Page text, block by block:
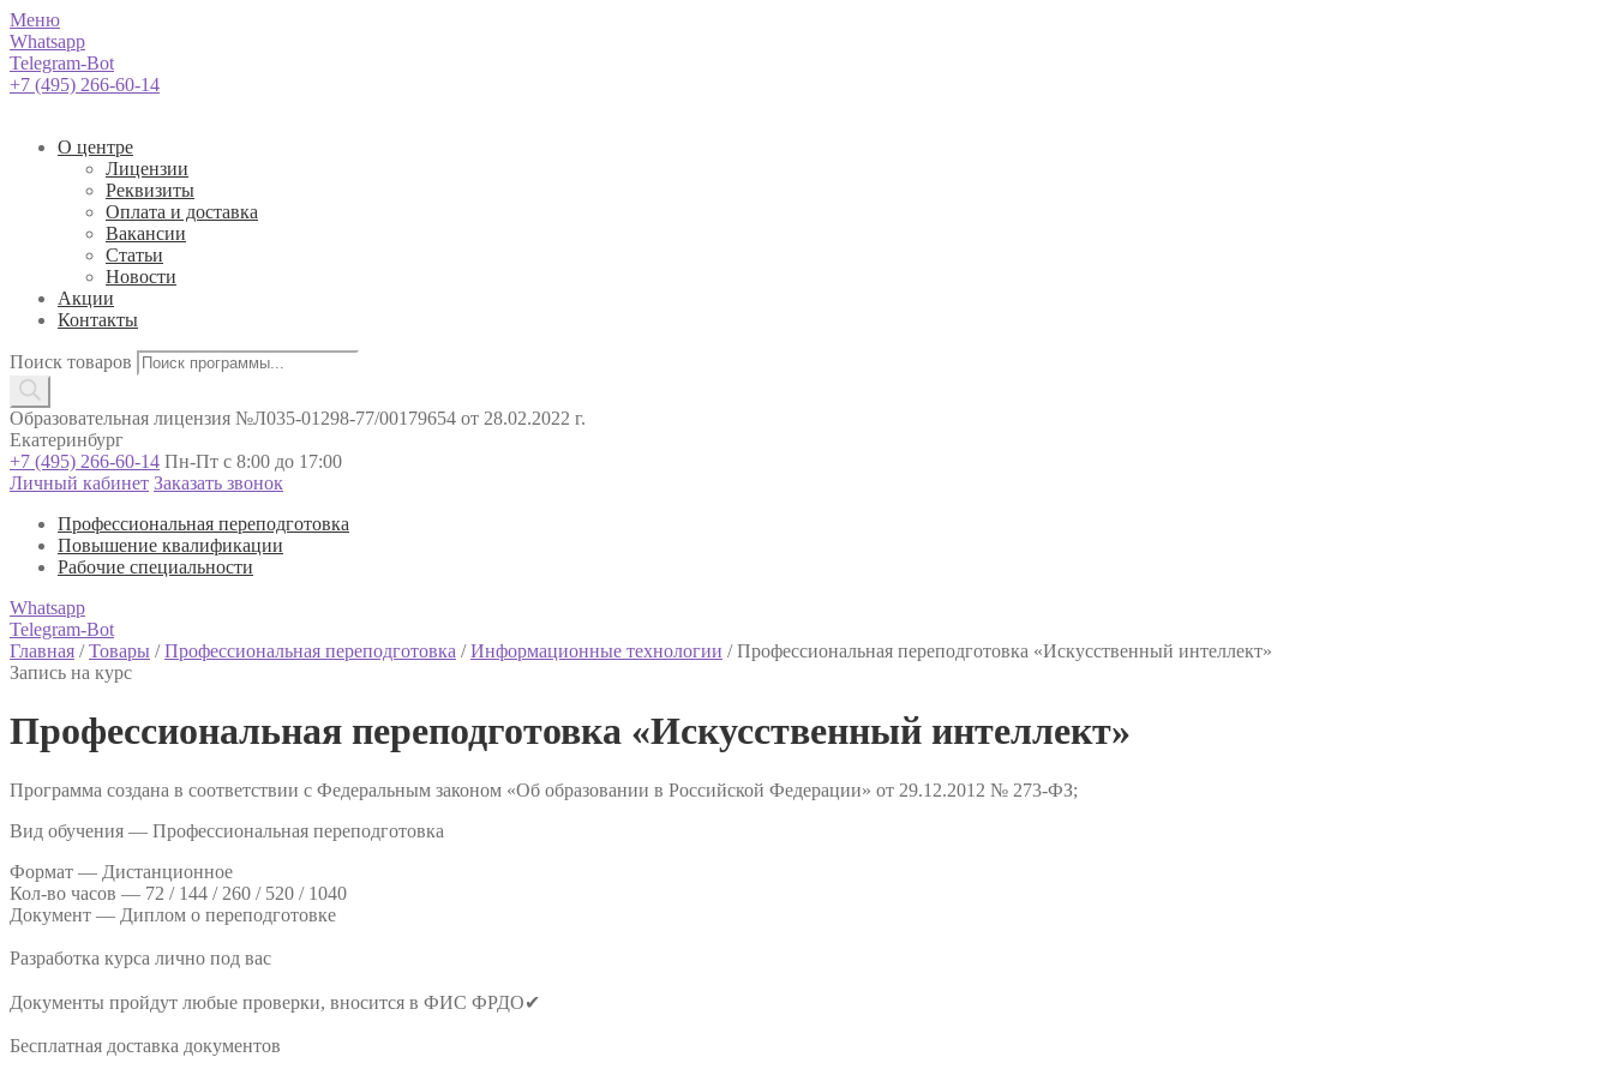
Меню
Whatsapp
Telegram-Bot
+7 (495) 266-60-14
О центре
Лицензии
Реквизиты
Оплата и доставка
Вакансии
Статьи
Новости
Акции
Контакты
Поиск товаров
Образовательная лицензия №Л035-01298-77/00179654 от 28.02.2022 г.
Екатеринбург
+7 (495) 266-60-14 Пн-Пт с 8:00 до 17:00
Личный кабинет Заказать звонок
Профессиональная переподготовка
Повышение квалификации
Рабочие специальности
Whatsapp
Telegram-Bot
Главная /Товары /Профессиональная переподготовка /Информационные технологии /Профессиональная переподготовка «Искусственный интеллект»
Запись на курс
Профессиональная переподготовка «Искусственный интеллект»
Программа создана в соответствии с Федеральным законом «Об образовании в Российской Федерации» от 29.12.2012 № 273-ФЗ;
Вид обучения — Профессиональная переподготовка
Формат — Дистанционное
Кол-во часов — 72 / 144 / 260 / 520 / 1040
Документ — Диплом о переподготовке
Разработка курса лично под вас
Документы пройдут любые проверки, вносится в ФИС ФРДО✔
Бесплатная доставка документов